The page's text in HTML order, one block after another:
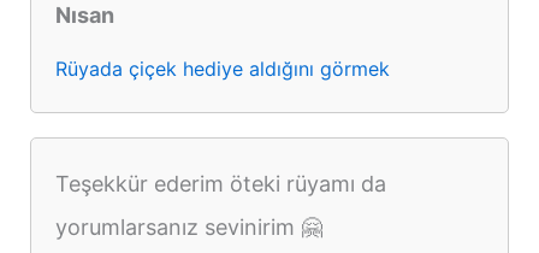
Nısan
Rüyada çiçek hediye aldığını görmek
Teşekkür ederim öteki rüyamı da
yorumlarsanız sevinirim 🤗